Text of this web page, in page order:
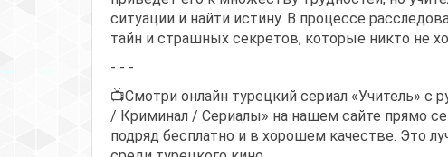
ситуации и найти истину. В процессе
тайн и страшных секретов, которые никто не
- - -
📺Смотри онлайн турецкий сериал «Учитель» с
/ Криминал / Сериалы» на нашем сайте прямо
подряд бесплатно и в хорошем качестве. Это